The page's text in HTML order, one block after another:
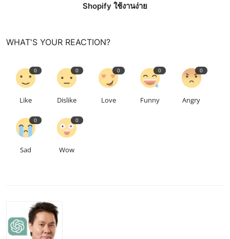
Shopify ใช้งานง่าย
WHAT'S YOUR REACTION?
0
Like
0
Dislike
0
Love
0
Funny
0
Angry
0
Sad
0
Wow